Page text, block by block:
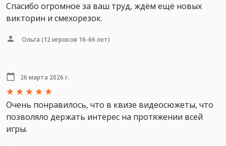
Спасибо огромное за ваш труд, ждём ещё новых
викторин и смехорезок.
Ольга (12 игроков 16-66 лет)
26 марта 2026 г.
Очень понравилось, что в квизе видеосюжеты, что
позволяло держать интерес на протяжении всей
игры.